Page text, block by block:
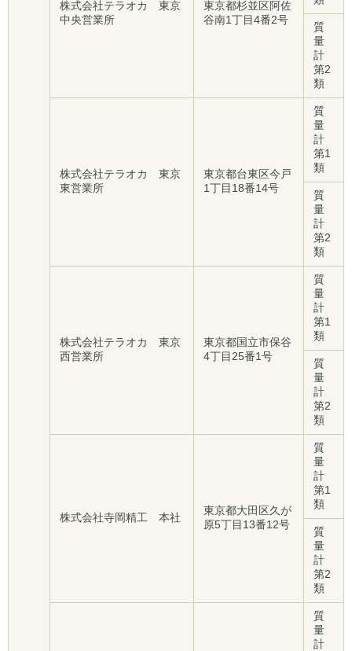
株式会社テラオカ 東京
中央営業所
東京都杉並区阿佐
谷南1丁目4番2号
質
量
計
第2
類
株式会社テラオカ 東京
東営業所
東京都台東区今戸
1丁目18番14号
質
量
計
第1
類
質
量
計
第2
類
株式会社テラオカ 東京
西営業所
東京都国立市保谷
4丁目25番1号
質
量
計
第1
類
質
量
計
第2
類
株式会社寺岡精工 本社
東京都大田区久が
原5丁目13番12号
質
量
計
第1
類
質
量
計
第2
類
質
量
計